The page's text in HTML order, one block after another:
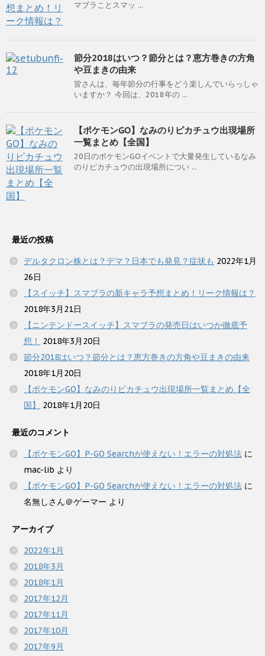
マブラことスマッ ...
節分2018はいつ？節分とは？恵方巻きの方角
や豆まきの由来
皆さんは、毎年節分の行事をどう楽しんでいらっしゃ
いますか？ 今回は、2018年の ...
【ポケモンGO】なみのりピカチュウ出現場所
一覧まとめ【全国】
20日のポケモンGOイベントで大量発生しているなみ
のりピカチュウの出現場所につい ...
最近の投稿
デルタクロン株とは？デマ？日本でも発見？症状も 2022年1月
26日
【スイッチ】スマブラの新キャラ予想まとめ！リーク情報は？
2018年3月21日
【ニンテンドースイッチ】スマブラの発売日はいつか徹底予
想！
2018年3月20日
節分2018はいつ？節分とは？恵方巻きの方角や豆まきの由来
2018年1月20日
【ポケモンGO】なみのりピカチュウ出現場所一覧まとめ【全
国】
2018年1月20日
最近のコメント
【ポケモンGO】P-GO Searchが使えない！エラーの対処法 に
mac-lib より
【ポケモンGO】P-GO Searchが使えない！エラーの対処法 に
名無しさん＠ゲーマー より
アーカイブ
2022年1月
2018年3月
2018年1月
2017年12月
2017年11月
2017年10月
2017年9月